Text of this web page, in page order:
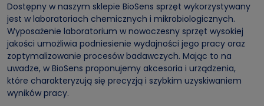
Dostępny w naszym sklepie BioSens sprzęt wykorzystywany
jest w laboratoriach chemicznych i mikrobiologicznych.
Wyposażenie laboratorium w nowoczesny sprzęt wysokiej
jakości umożliwia podniesienie wydajności jego pracy oraz
zoptymalizowanie procesów badawczych. Mając to na
uwadze, w BioSens proponujemy akcesoria i urządzenia,
które charakteryzują się precyzją i szybkim uzyskiwaniem
wyników pracy.